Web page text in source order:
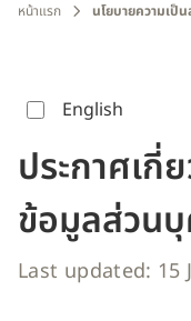
หน้าแรก นโยบายความเป็
English
ประกาศเกี่
ข้อมูลส่วน
Last updated: 15